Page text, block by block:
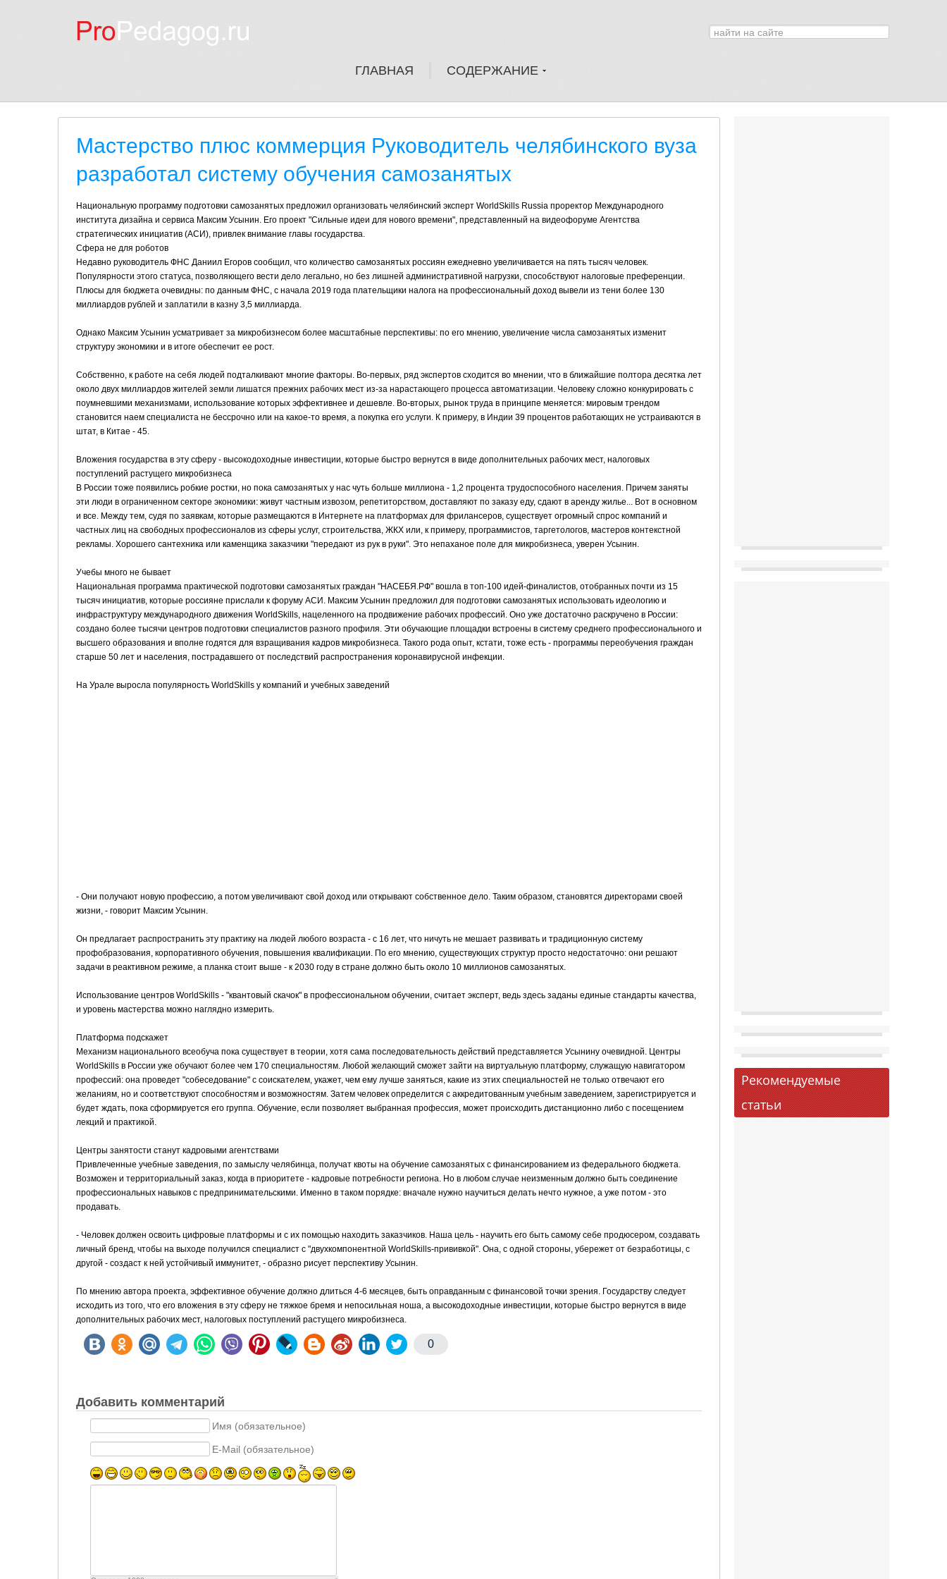
ГЛАВНАЯ СОДЕРЖАНИЕ
Мастерство плюс коммерция Руководитель челябинского вуза
разработал систему обучения самозанятых
Национальную программу подготовки самозанятых предложил организовать челябинский эксперт WorldSkills Russia проректор Международного
института дизайна и сервиса Максим Усынин. Его проект "Сильные идеи для нового времени", представленный на видеофоруме Агентства
стратегических инициатив (АСИ), привлек внимание главы государства.
Сфера не для роботов
Недавно руководитель ФНС Даниил Егоров сообщил, что количество самозанятых россиян ежедневно увеличивается на пять тысяч человек.
Популярности этого статуса, позволяющего вести дело легально, но без лишней административной нагрузки, способствуют налоговые преференции.
Плюсы для бюджета очевидны: по данным ФНС, с начала 2019 года плательщики налога на профессиональный доход вывели из тени более 130
миллиардов рублей и заплатили в казну 3,5 миллиарда.
Однако Максим Усынин усматривает за микробизнесом более масштабные перспективы: по его мнению, увеличение числа самозанятых изменит
структуру экономики и в итоге обеспечит ее рост.
Собственно, к работе на себя людей подталкивают многие факторы. Во-первых, ряд экспертов сходится во мнении, что в ближайшие полтора десятка лет
около двух миллиардов жителей земли лишатся прежних рабочих мест из-за нарастающего процесса автоматизации. Человеку сложно конкурировать с
поумневшими механизмами, использование которых эффективнее и дешевле. Во-вторых, рынок труда в принципе меняется: мировым трендом
становится наем специалиста не бессрочно или на какое-то время, а покупка его услуги. К примеру, в Индии 39 процентов работающих не устраиваются в
штат, в Китае - 45.
Вложения государства в эту сферу - высокодоходные инвестиции, которые быстро вернутся в виде дополнительных рабочих мест, налоговых
поступлений растущего микробизнеса
В России тоже появились робкие ростки, но пока самозанятых у нас чуть больше миллиона - 1,2 процента трудоспособного населения. Причем заняты
эти люди в ограниченном секторе экономики: живут частным извозом, репетиторством, доставляют по заказу еду, сдают в аренду жилье... Вот в основном
и все. Между тем, судя по заявкам, которые размещаются в Интернете на платформах для фрилансеров, существует огромный спрос компаний и
частных лиц на свободных профессионалов из сферы услуг, строительства, ЖКХ или, к примеру, программистов, таргетологов, мастеров контекстной
рекламы. Хорошего сантехника или каменщика заказчики "передают из рук в руки". Это непаханое поле для микробизнеса, уверен Усынин.
Учебы много не бывает
Национальная программа практической подготовки самозанятых граждан "НАСЕБЯ.РФ" вошла в топ-100 идей-финалистов, отобранных почти из 15
тысяч инициатив, которые россияне прислали к форуму АСИ. Максим Усынин предложил для подготовки самозанятых использовать идеологию и
инфраструктуру международного движения WorldSkills, нацеленного на продвижение рабочих профессий. Оно уже достаточно раскручено в России:
создано более тысячи центров подготовки специалистов разного профиля. Эти обучающие площадки встроены в систему среднего профессионального и
высшего образования и вполне годятся для взращивания кадров микробизнеса. Такого рода опыт, кстати, тоже есть - программы переобучения граждан
старше 50 лет и населения, пострадавшего от последствий распространения коронавирусной инфекции.
На Урале выросла популярность WorldSkills у компаний и учебных заведений
- Они получают новую профессию, а потом увеличивают свой доход или открывают собственное дело. Таким образом, становятся директорами своей
жизни, - говорит Максим Усынин.
Он предлагает распространить эту практику на людей любого возраста - с 16 лет, что ничуть не мешает развивать и традиционную систему
профобразования, корпоративного обучения, повышения квалификации. По его мнению, существующих структур просто недостаточно: они решают
задачи в реактивном режиме, а планка стоит выше - к 2030 году в стране должно быть около 10 миллионов самозанятых.
Использование центров WorldSkills - "квантовый скачок" в профессиональном обучении, считает эксперт, ведь здесь заданы единые стандарты качества,
и уровень мастерства можно наглядно измерить.
Платформа подскажет
Механизм национального всеобуча пока существует в теории, хотя сама последовательность действий представляется Усынину очевидной. Центры
WorldSkills в России уже обучают более чем 170 специальностям. Любой желающий сможет зайти на виртуальную платформу, служащую навигатором
профессий: она проведет "собеседование" с соискателем, укажет, чем ему лучше заняться, какие из этих специальностей не только отвечают его
желаниям, но и соответствуют способностям и возможностям. Затем человек определится с аккредитованным учебным заведением, зарегистрируется и
будет ждать, пока сформируется его группа. Обучение, если позволяет выбранная профессия, может происходить дистанционно либо с посещением
лекций и практикой.
Центры занятости станут кадровыми агентствами
Привлеченные учебные заведения, по замыслу челябинца, получат квоты на обучение самозанятых с финансированием из федерального бюджета.
Возможен и территориальный заказ, когда в приоритете - кадровые потребности региона. Но в любом случае неизменным должно быть соединение
профессиональных навыков с предпринимательскими. Именно в таком порядке: вначале нужно научиться делать нечто нужное, а уже потом - это
продавать.
- Человек должен освоить цифровые платформы и с их помощью находить заказчиков. Наша цель - научить его быть самому себе продюсером, создавать
личный бренд, чтобы на выходе получился специалист с "двухкомпонентной WorldSkills-прививкой". Она, с одной стороны, убережет от безработицы, с
другой - создаст к ней устойчивый иммунитет, - образно рисует перспективу Усынин.
По мнению автора проекта, эффективное обучение должно длиться 4-6 месяцев, быть оправданным с финансовой точки зрения. Государству следует
исходить из того, что его вложения в эту сферу не тяжкое бремя и непосильная ноша, а высокодоходные инвестиции, которые быстро вернутся в виде
дополнительных рабочих мест, налоговых поступлений растущего микробизнеса.
0
Добавить комментарий
Имя (обязательное)
E-Mail (обязательное)
Рекомендуемые
статьи